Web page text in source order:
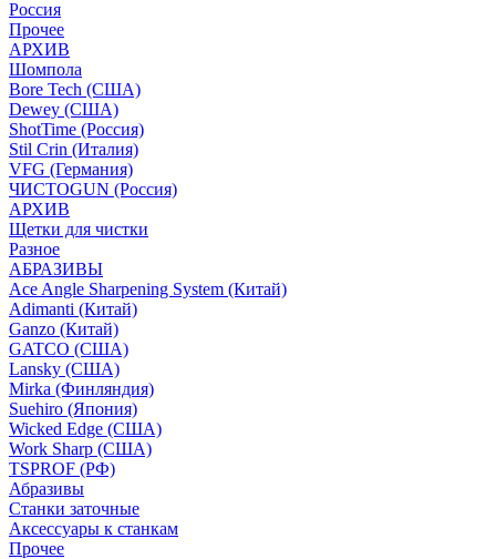
Россия
Прочее
АРХИВ
Шомпола
Bore Tech (США)
Dewey (США)
ShotTime (Россия)
Stil Crin (Италия)
VFG (Германия)
ЧИСТОGUN (Россия)
АРХИВ
Щетки для чистки
Разное
АБРАЗИВЫ
Ace Angle Sharpening System (Китай)
Adimanti (Китай)
Ganzo (Китай)
GATCO (США)
Lansky (США)
Mirka (Финляндия)
Suehiro (Япония)
Wicked Edge (США)
Work Sharp (США)
TSPROF (РФ)
Абразивы
Станки заточные
Аксессуары к станкам
Прочее